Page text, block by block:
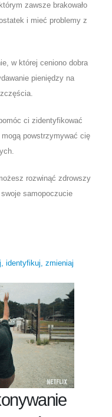
zawsze brakowało
i mieć problemy z
w której ceniono dobra
pieniędzy na
ci zidentyfikować
powstrzymywać cię
rozwinąć zdrowszy
samopoczucie
identyfikuj, zmieniaj